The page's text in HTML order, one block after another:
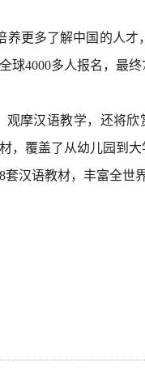
更多了解中国的人
4000多人报名，最
摩汉语教学，还将
，覆盖了从幼儿园到
汉语教材，丰富全世